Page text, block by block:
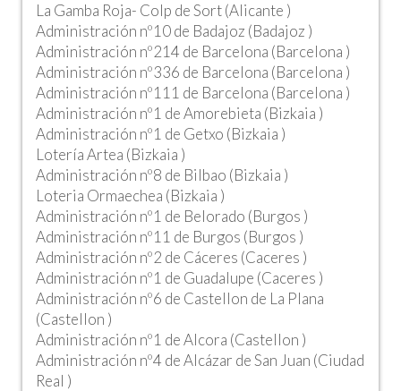
La Gamba Roja- Colp de Sort (Alicante )
Administración nº10 de Badajoz (Badajoz )
Administración nº214 de Barcelona (Barcelona )
Administración nº336 de Barcelona (Barcelona )
Administración nº111 de Barcelona (Barcelona )
Administración nº1 de Amorebieta (Bizkaia )
Administración nº1 de Getxo (Bizkaia )
Lotería Artea (Bizkaia )
Administración nº8 de Bilbao (Bizkaia )
Loteria Ormaechea (Bizkaia )
Administración nº1 de Belorado (Burgos )
Administración nº11 de Burgos (Burgos )
Administración nº2 de Cáceres (Caceres )
Administración nº1 de Guadalupe (Caceres )
Administración nº6 de Castellon de La Plana
(Castellon )
Administración nº1 de Alcora (Castellon )
Administración nº4 de Alcázar de San Juan (Ciudad
Real )